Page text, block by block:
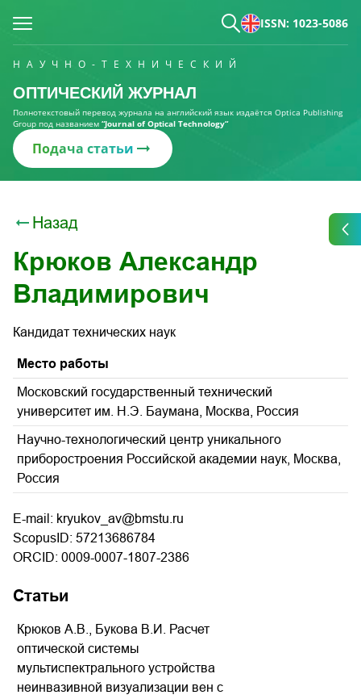
ISSN: 1023-5086
НАУЧНО-ТЕХНИЧЕСКИЙ
ОПТИЧЕСКИЙ ЖУРНАЛ
Полнотекстовый перевод журнала на английский язык издаётся Optica Publishing
Group под названием “Journal of Optical Technology“
Подача статьи
Назад
Крюков Александр
Владимирович
Кандидат технических наук
Место работы
Московский государственный технический
университет им. Н.Э. Баумана, Москва, Россия
Научно-технологический центр уникального
приборостроения Российской академии наук, Москва,
Россия
E-mail: kryukov_av@bmstu.ru
ScopusID: 57213686784
ORCID: 0009-0007-1807-2386
Статьи
Крюков А.В., Букова В.И. Расчет
оптической системы
мультиспектрального устройства
неинвазивной визуализации вен с